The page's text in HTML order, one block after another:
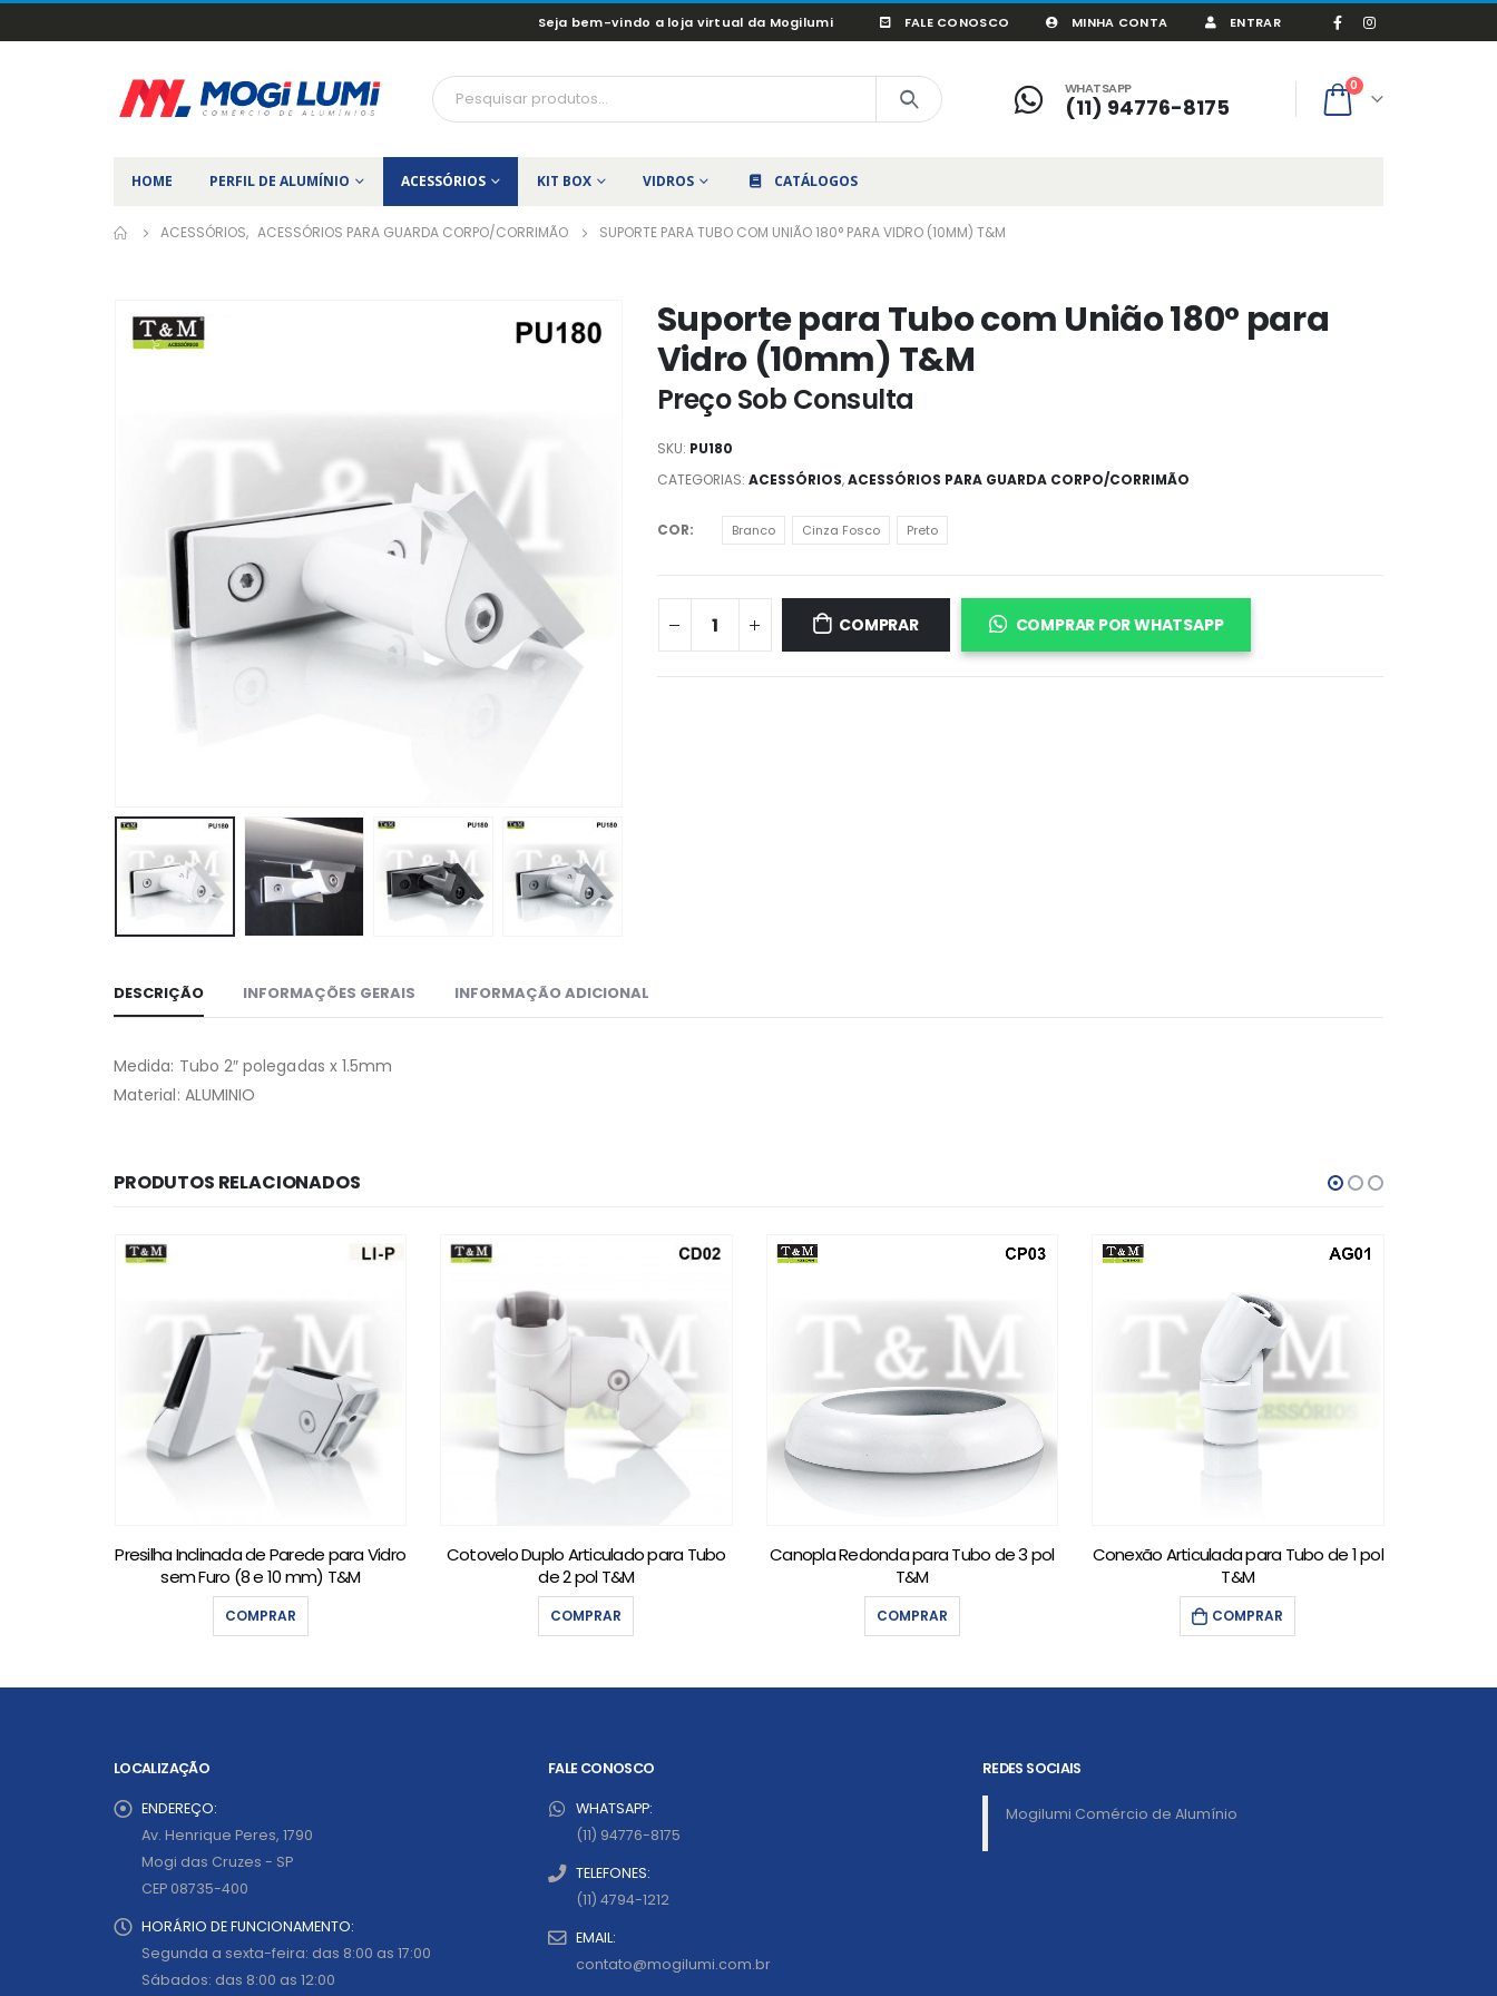
Seja bem-vindo a loja virtual da Mogilumi FALE CONOSCO MINHA CONTA ENTRAR
WHATSAPP
(11) 94776-8175
0
HOME PERFIL DE ALUMÍNIO ACESSÓRIOS KIT BOX VIDROS CATÁLOGOS
ACESSÓRIOS, ACESSÓRIOS PARA GUARDA CORPO/CORRIMÃO SUPORTE PARA TUBO COM UNIÃO 180° PARA VIDRO (10MM) T&M
Suporte para Tubo com União 180° para
Vidro (10mm) T&M
Preço Sob Consulta
SKU: PU180
CATEGORIAS: ACESSÓRIOS,ACESSÓRIOS PARA GUARDA CORPO/CORRIMÃO
COR Branco Cinza Fosco Preto
COMPRAR COMPRAR POR WHATSAPP
DESCRIÇÃO INFORMAÇÕES GERAIS INFORMAÇÃO ADICIONAL
Medida: Tubo 2″ polegadas x 1.5mm
Material: ALUMINIO
PRODUTOS RELACIONADOS
Presilha Inclinada de Parede para Vidro
sem Furo (8 e 10 mm) T&M
COMPRAR
Cotovelo Duplo Articulado para Tubo
de 2 pol T&M
COMPRAR
Canopla Redonda para Tubo de 3 pol
T&M
COMPRAR
Conexão Articulada para Tubo de 1 pol
T&M
COMPRAR
LOCALIZAÇÃO
ENDEREÇO:
Av. Henrique Peres, 1790
Mogi das Cruzes - SP
CEP 08735-400
HORÁRIO DE FUNCIONAMENTO:
Segunda a sexta-feira: das 8:00 as 17:00
Sábados: das 8:00 as 12:00
FALE CONOSCO
WHATSAPP:
(11) 94776-8175
TELEFONES:
(11) 4794-1212
EMAIL:
contato@mogilumi.com.br
REDES SOCIAIS
Mogilumi Comércio de Alumínio